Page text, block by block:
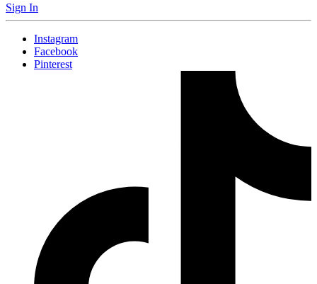
Sign In
Instagram
Facebook
Pinterest